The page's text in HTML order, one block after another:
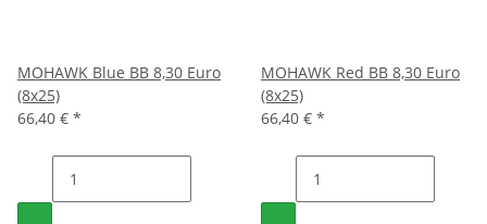
MOHAWK Blue BB 8,30 Euro
(8x25)
66,40 € *
MOHAWK Red BB 8,30 Euro
(8x25)
66,40 € *